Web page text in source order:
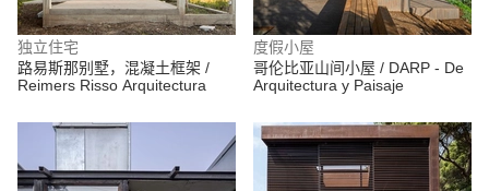
独立住宅
路易斯那别墅，混凝土框架 /
Reimers Risso Arquitectura
度假小屋
哥伦比亚山间小屋 / DARP - De
Arquitectura y Paisaje